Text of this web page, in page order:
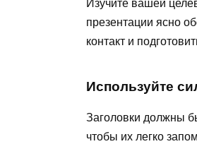
Изучите вашей
презентации ясно
контакт и
Используйте
Заголовки должны
чтобы их легко